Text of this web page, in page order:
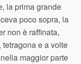
la prima grande
poco sopra, la
non è raffinata,
tetragona e a volte
maggior parte